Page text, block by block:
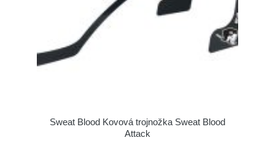
Sweat Blood Kovová trojnožka Sweat Blood
Attack